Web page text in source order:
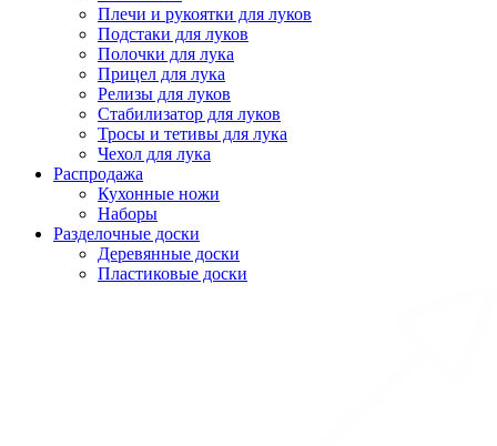
Плечи и рукоятки для луков
Подстаки для луков
Полочки для лука
Прицел для лука
Релизы для луков
Стабилизатор для луков
Тросы и тетивы для лука
Чехол для лука
Распродажа
Кухонные ножи
Наборы
Разделочные доски
Деревянные доски
Пластиковые доски